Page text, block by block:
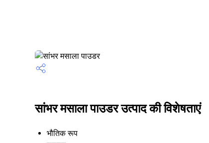
सांभर मसाला पाउडर उत्पाद की विशेषताएं
भौतिक रूप